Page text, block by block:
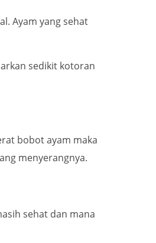
Ayam yang sehat
sedikit kotoran
bobot ayam maka
menyerangnya.
sehat dan mana